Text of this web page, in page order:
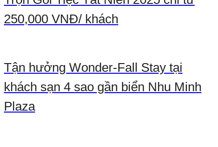
250,000 VNĐ/ khách
Tận hưởng Wonder-Fall Stay tại
khách sạn 4 sao gần biển Nhu Minh
Plaza